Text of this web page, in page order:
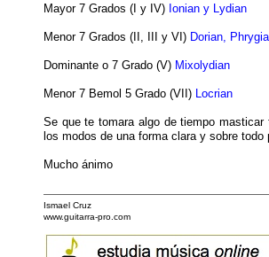
Mayor 7 Grados (I y IV) Ionian y Lydian
Menor 7 Grados (II, III y VI) Dorian,
Dominante o 7 Grado (V) Mixolydian
Menor 7 Bemol 5 Grado (VII) Locrian
Se que te tomara algo de tiempo
los modos de una forma clara y sobre todo
Mucho ánimo
Ismael Cruz
www.guitarra-pro.com